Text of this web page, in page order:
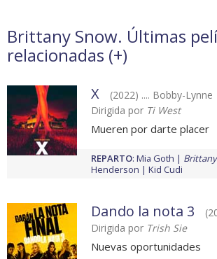
Brittany Snow. Últimas
relacionadas (+)
X
(2022) .... Bobby-Lynne
Dirigida por Ti West
Mueren por darte placer
REPARTO: Mia Goth
Henderson
Kid Cudi
Dando la nota 3
Dirigida por Trish Sie
Nuevas oportunidades